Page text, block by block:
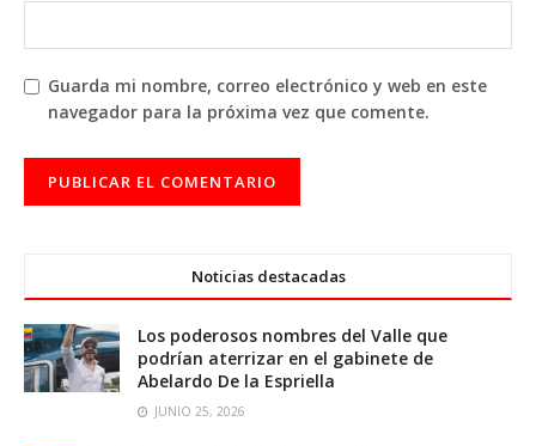
Guarda mi nombre, correo electrónico y web en este
navegador para la próxima vez que comente.
Noticias destacadas
Los poderosos nombres del Valle que
podrían aterrizar en el gabinete de
Abelardo De la Espriella
JUNIO 25, 2026